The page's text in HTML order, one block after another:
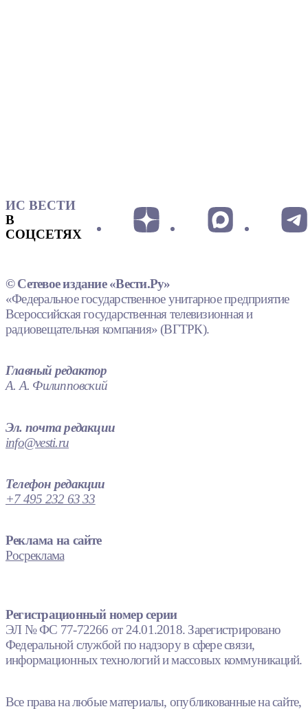
ИС ВЕСТИ
В
СОЦСЕТЯХ
© Сетевое издание «Вести.Ру»
«Федеральное государственное унитарное предприятие
Всероссийская государственная телевизионная и
радиовещательная компания» (ВГТРК).
Главный редактор
А. А. Филипповский
Эл. почта редакции
info@vesti.ru
Телефон редакции
+7 495 232 63 33
Реклама на сайте
Росреклама
Регистрационный номер серии
ЭЛ № ФС 77-72266 от 24.01.2018. Зарегистрировано
Федеральной службой по надзору в сфере связи,
информационных технологий и массовых коммуникаций.
Все права на любые материалы, опубликованные на сайте,